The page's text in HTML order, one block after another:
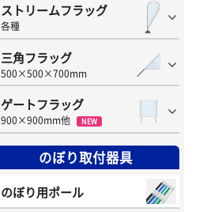
ストリームフラッグ
各種
三角フラッグ
500×500×700mm
ゲートフラッグ
900×900mm他 NEW
のぼり取付器具
のぼり用ポール